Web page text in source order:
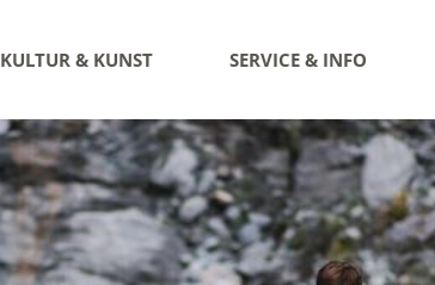
KULTUR & KUNST SERVICE & INFO